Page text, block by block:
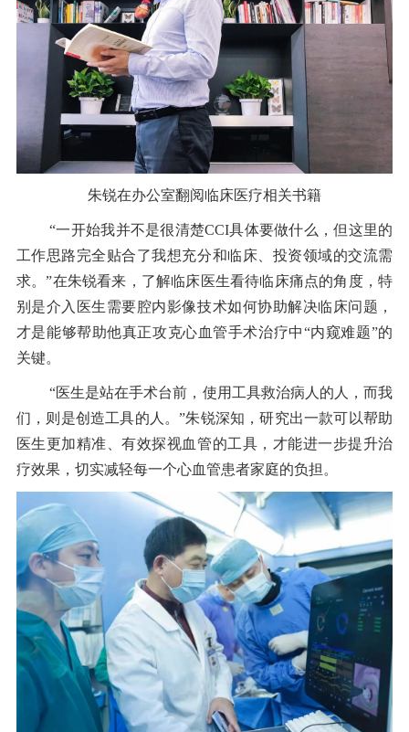
朱锐在办公室翻阅临床医疗相关书籍
“一开始我并不是很清楚CCI具体要做什么，但这里的
工作思路完全贴合了我想充分和临床、投资领域的交流需
求。”在朱锐看来，了解临床医生看待临床痛点的角度，特
别是介入医生需要腔内影像技术如何协助解决临床问题，
才是能够帮助他真正攻克心血管手术治疗中“内窥难题”的
关键。
“医生是站在手术台前，使用工具救治病人的人，而我
们，则是创造工具的人。”朱锐深知，研究出一款可以帮助
医生更加精准、有效探视血管的工具，才能进一步提升治
疗效果，切实减轻每一个心血管患者家庭的负担。